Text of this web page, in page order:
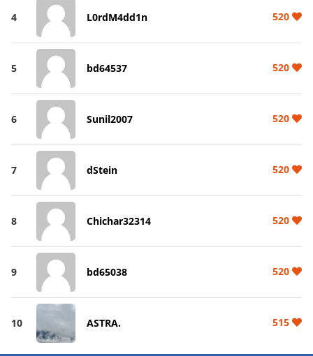
4 L0rdM4dd1n 520
5 bd64537 520
6 Sunil2007 520
7 dStein 520
8 Chichar32314 520
9 bd65038 520
10 ASTRA. 515